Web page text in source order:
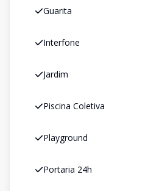
Guarita
Interfone
Jardim
Piscina Coletiva
Playground
Portaria 24h